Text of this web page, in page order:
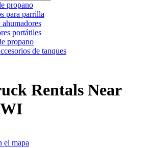
propano
para parrilla
portátiles
propano
de tanques
Rentals Near
el mapa